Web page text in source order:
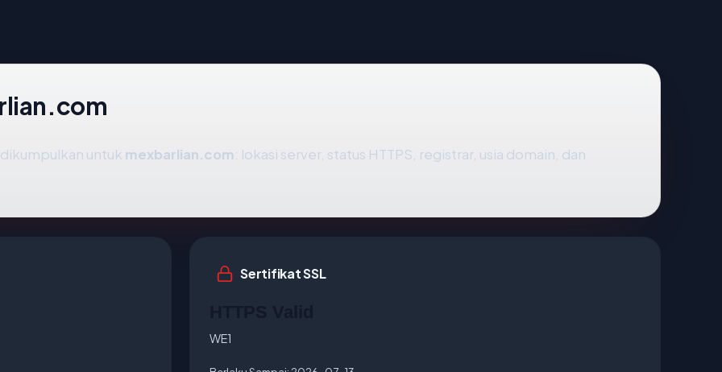
untuk mexbarlian.com: lokasi server, status HTTPS, registrar, usia domain, dan
Sertifikat SSL
WE1